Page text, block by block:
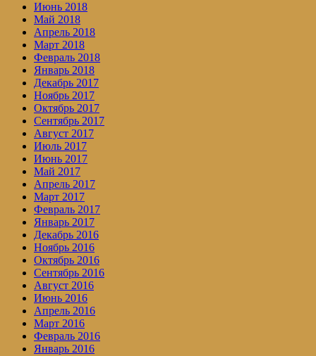
Июнь 2018
Май 2018
Апрель 2018
Март 2018
Февраль 2018
Январь 2018
Декабрь 2017
Ноябрь 2017
Октябрь 2017
Сентябрь 2017
Август 2017
Июль 2017
Июнь 2017
Май 2017
Апрель 2017
Март 2017
Февраль 2017
Январь 2017
Декабрь 2016
Ноябрь 2016
Октябрь 2016
Сентябрь 2016
Август 2016
Июнь 2016
Апрель 2016
Март 2016
Февраль 2016
Январь 2016